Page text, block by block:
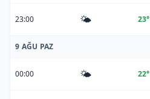
23:00 🌤️ 23°
9 AĞU PAZ
00:00 🌤️ 22°